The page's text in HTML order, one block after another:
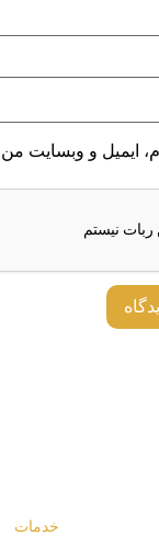
ایمیل و وبسایت
خدمات